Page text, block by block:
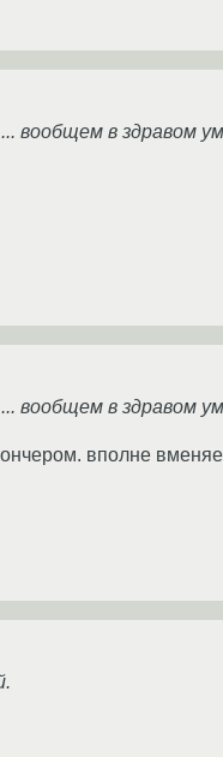
вообщем в здравом
вообщем в здравом
вполне